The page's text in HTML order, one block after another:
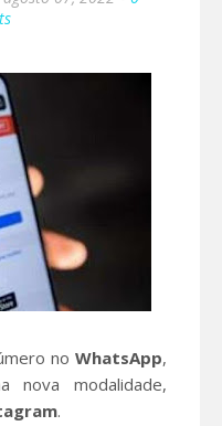
no WhatsApp,
nova modalidade,
.